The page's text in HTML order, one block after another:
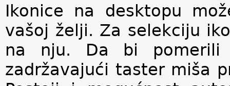
Ikonice na desktopu
vašoj želji. Za selekciju
na nju. Da bi pomerili
zadržavajući taster miša